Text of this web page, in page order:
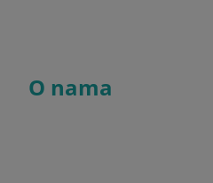
O nama